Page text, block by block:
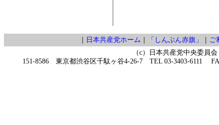
日本共産党ホーム 「しんぶん赤旗」
ご
（c）日本共産党中央委員会
151-8586 東京都渋谷区千駄ヶ谷4-26-7 TEL 03-3403-6111